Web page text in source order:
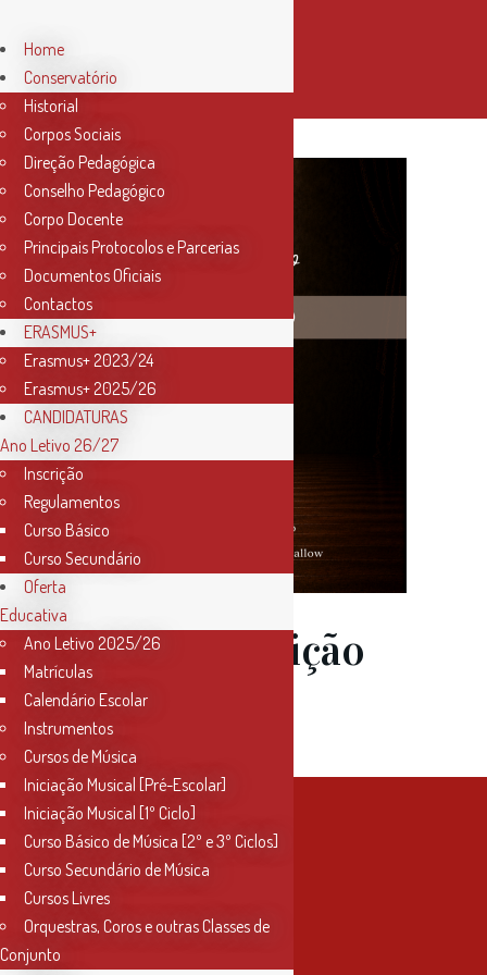
02 Jun
Audição
de Violino
Home
Conservatório
Historial
Corpos Sociais
Direção Pedagógica
Conselho Pedagógico
Corpo Docente
Principais Protocolos e Parcerias
Documentos Oficiais
Contactos
ERASMUS+
Erasmus+ 2023/24
Erasmus+ 2025/26
CANDIDATURAS
Ano Letivo 26/27
Inscrição
Regulamentos
Curso Básico
Curso Secundário
Oferta
Educativa
Ano Letivo 2025/26
Matrículas
Calendário Escolar
Instrumentos
Cursos de Música
Iniciação Musical [Pré-Escolar]
Iniciação Musical [1º Ciclo]
Curso Básico de Música [2º e 3º Ciclos]
Curso Secundário de Música
Cursos Livres
Orquestras, Coros e outras Classes de
Conjunto